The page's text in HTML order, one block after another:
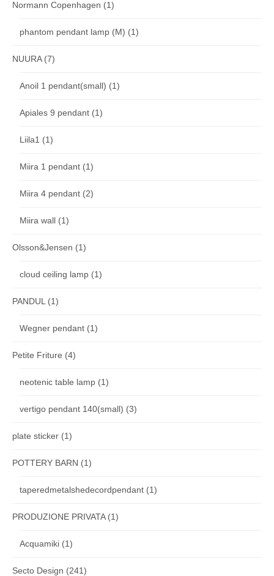
Normann Copenhagen (1)
phantom pendant lamp (M) (1)
NUURA(7)
Anoil 1 pendant(small) (1)
Apiales 9 pendant (1)
Liila1 (1)
Miira 1 pendant (1)
Miira 4 pendant (2)
Miira wall (1)
Olsson&Jensen (1)
cloud ceiling lamp (1)
PANDUL (1)
Wegner pendant (1)
Petite Friture (4)
neotenic table lamp (1)
vertigo pendant 140(small) (3)
plate sticker (1)
POTTERY BARN (1)
taperedmetalshedecordpendant (1)
PRODUZIONE PRIVATA(1)
Acquamiki (1)
Secto Design (241)